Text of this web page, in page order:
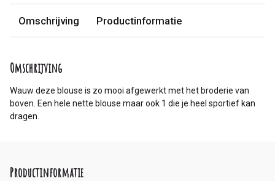
Omschrijving Productinformatie
Omschrijving
Wauw deze blouse is zo mooi afgewerkt met het broderie van
boven. Een hele nette blouse maar ook 1 die je heel sportief kan
dragen.
Productinformatie